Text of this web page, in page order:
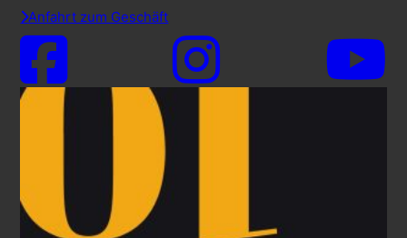
Anfahrt zum Geschäft